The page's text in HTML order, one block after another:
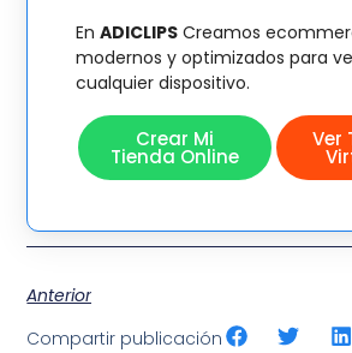
EnADICLIPS Creamos
modernos y optimizados para
cualquier dispositivo.
Crear Mi
Tienda Online
Ver
Anterior
Compartir publicación